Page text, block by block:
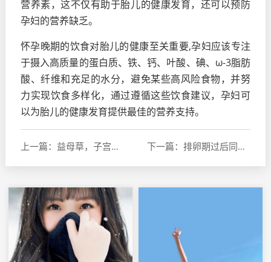
营养素，这不仅有助于胎儿的健康发育，还可以预防
孕妇的营养缺乏。
怀孕晚期的饮食对胎儿的健康至关重要,孕妇应该专注
于摄入高质量的蛋白质、铁、钙、叶酸、碘、ω-3脂肪
酸、纤维和充足的水分，避免某些高风险食物，并努
力实现饮食多样化，通过遵循这些饮食建议，孕妇可
以为胎儿的健康发育提供最佳的营养支持。
上一篇：益母草，子宫内膜薄的天然疗法 下一篇：排卵期过后同房是否会影响怀孕？深入探讨生育时机与怀孕几率